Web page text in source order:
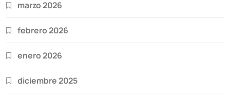
marzo 2026
febrero 2026
enero 2026
diciembre 2025